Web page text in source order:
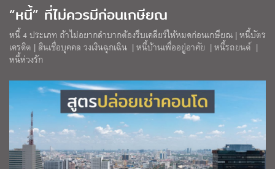
“หนี้” ที่ไม่ควรมีก่อนเกษียณ
หนี้ 4 ประเภท ถ้าไม่อยากลำบากต้องรีบเคลียร์ให้หมดก่อนเกษียณ | หนี้บัตร
เครดิต | สินเชื่อบุคคล วงเงินฉุกเฉิน | หนี้บ้านเพื่ออยู่อาศัย | หนี้รถยนต์ |
หนี้ห่วงรัก